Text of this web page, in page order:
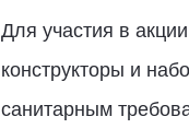
Для участия в
конструкторы и
санитарным